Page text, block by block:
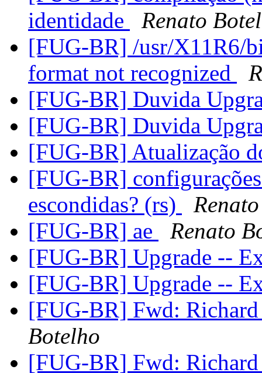
identidade
Renato
[FUG-BR] /usr/X11R6/
format not recognized
[FUG-BR] Duvida
[FUG-BR] Duvida
[FUG-BR] Atualização
[FUG-BR]
escondidas? (rs)
[FUG-BR] ae
Renato
[FUG-BR] Upgrade --
[FUG-BR] Upgrade --
[FUG-BR] Fwd:
Botelho
[FUG-BR] Fwd: